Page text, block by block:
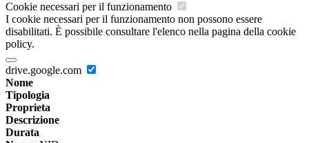
Cookie necessari per il funzionamento
I cookie necessari per il funzionamento non possono essere
disabilitati. È possibile consultare l'elenco nella pagina della cookie
policy.
drive.google.com
Nome
Tipologia
Proprieta
Descrizione
Durata